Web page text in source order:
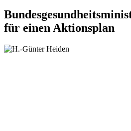
für einen Aktionsplan